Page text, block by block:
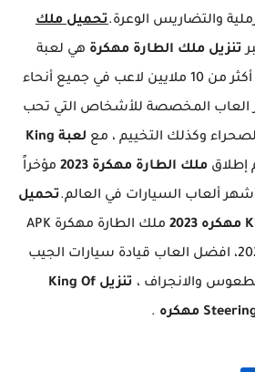
والتضاريس الوعرة.تحميل ملك
تنزيل ملك الطارة مهكرة هي لعبة
سباق سيارات يلعبها أكثر من 10 ملايين لاعب في جميع أنحاء
العاب المخصصة للأشخاص التي تحب
وكذلك التخييم ، مع لعبة King
إطلاقملك الطارة مهكرة 2023
مؤخراً
ألعاب السيارات في العالم.تحميل
مهكره 2023
ملك الطارة مهكرة APK
للاندرويد اخر اصدار 2023، افضل العاب قيادة سيارات الجيب
والانجراف ، تنزيل King Of
مهكره .